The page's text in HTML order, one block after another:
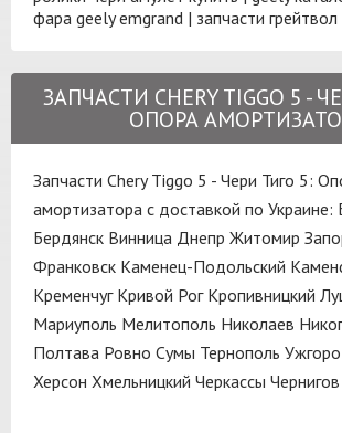
фара geely emgrand | запчасти
ЗАПЧАСТИ CHERY TIGGO 5 -
ОПОРА
Запчасти Chery Tiggo 5 - Чери Тиго 5:
амортизатора с доставкой по Украине:
Бердянск Винница Днепр Житомир
Франковск Каменец-Подольский
Кременчуг Кривой Рог Кропивницкий
Мариуполь Мелитополь Николаев
Полтава Ровно Сумы Тернополь
Херсон Хмельницкий Черкассы Чернигов